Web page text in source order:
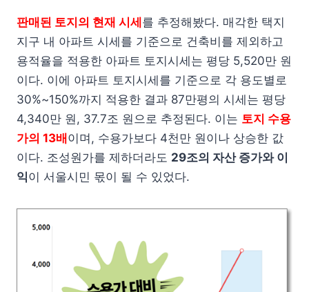
판매된 토지의 현재 시세를 추정해봤다. 매각한 택지
지구 내 아파트 시세를 기준으로 건축비를 제외하고
용적율을 적용한 아파트 토지시세는 평당 5,520만 원
이다. 이에 아파트 토지시세를 기준으로 각 용도별로
30%~150%까지 적용한 결과 87만평의 시세는 평당
4,340만 원, 37.7조 원으로 추정된다. 이는 토지 수용
가의 13배이며, 수용가보다 4천만 원이나 상승한 값
이다. 조성원가를 제하더라도 29조의 자산 증가와 이
익이 서울시민 몫이 될 수 있었다.